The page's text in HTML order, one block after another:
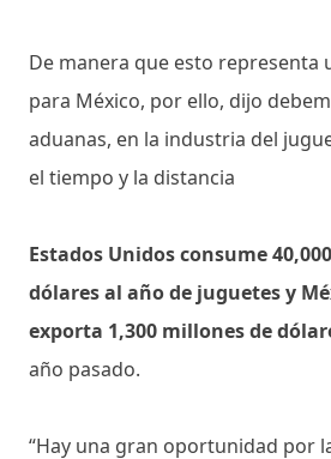
De manera que esto representa
para México, por ello, dijo
aduanas, en la industria del
el tiempo y la distancia
Estados Unidos consume
dólares al año de juguetes y
exporta 1,300 millones de
año pasado.
“Hay una gran oportunidad por